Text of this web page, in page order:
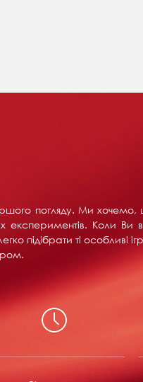
погляду. Ми
Коли Ви
підібрати ті особливі